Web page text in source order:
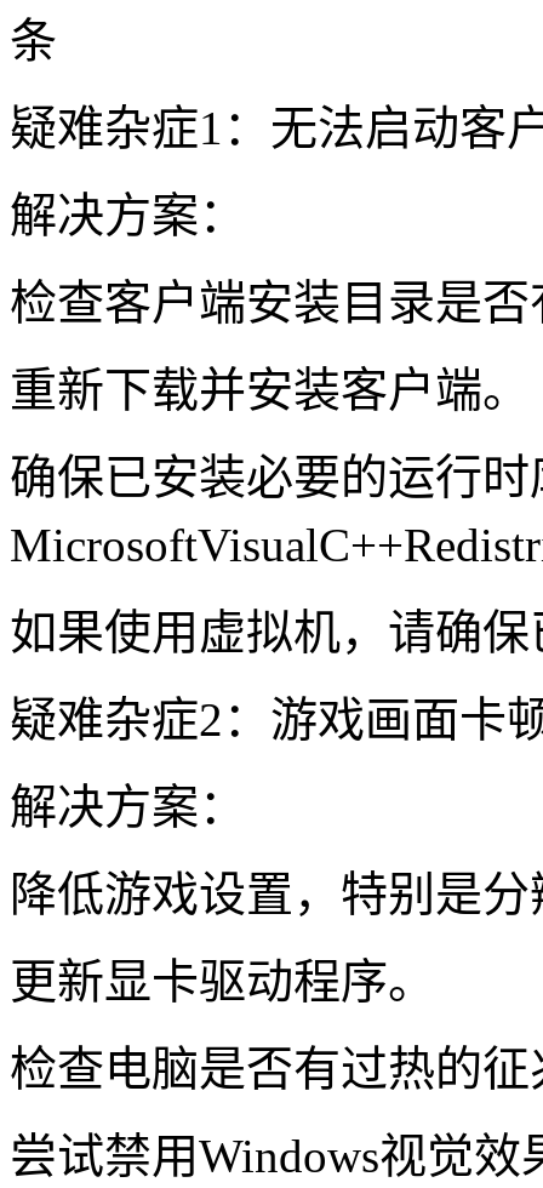
条
疑难杂症1：无法启动客
解决方案：
检查客户端安装目录是
重新下载并安装客户端。
确保已安装必要的运行
如果使用虚拟机，请确
疑难杂症2：游戏画面卡
解决方案：
降低游戏设置，特别是
更新显卡驱动程序。
检查电脑是否有过热的
尝试禁用Windows视觉效